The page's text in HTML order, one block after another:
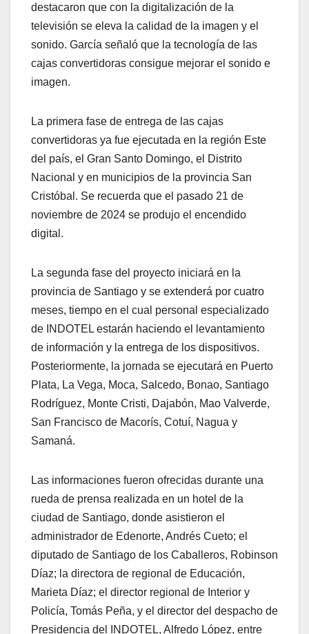
destacaron que con la digitalización de la
televisión se eleva la calidad de la imagen y el
sonido. García señaló que la tecnología de las
cajas convertidoras consigue mejorar el sonido e
imagen.
La primera fase de entrega de las cajas
convertidoras ya fue ejecutada en la región Este
del país, el Gran Santo Domingo, el Distrito
Nacional y en municipios de la provincia San
Cristóbal. Se recuerda que el pasado 21 de
noviembre de 2024 se produjo el encendido
digital.
La segunda fase del proyecto iniciará en la
provincia de Santiago y se extenderá por cuatro
meses, tiempo en el cual personal especializado
de INDOTEL estarán haciendo el levantamiento
de información y la entrega de los dispositivos.
Posteriormente, la jornada se ejecutará en Puerto
Plata, La Vega, Moca, Salcedo, Bonao, Santiago
Rodríguez, Monte Cristi, Dajabón, Mao Valverde,
San Francisco de Macorís, Cotuí, Nagua y
Samaná.
Las informaciones fueron ofrecidas durante una
rueda de prensa realizada en un hotel de la
ciudad de Santiago, donde asistieron el
administrador de Edenorte, Andrés Cueto; el
diputado de Santiago de los Caballeros, Robinson
Díaz; la directora de regional de Educación,
Marieta Díaz; el director regional de Interior y
Policía, Tomás Peña, y el director del despacho de
Presidencia del INDOTEL, Alfredo López, entre